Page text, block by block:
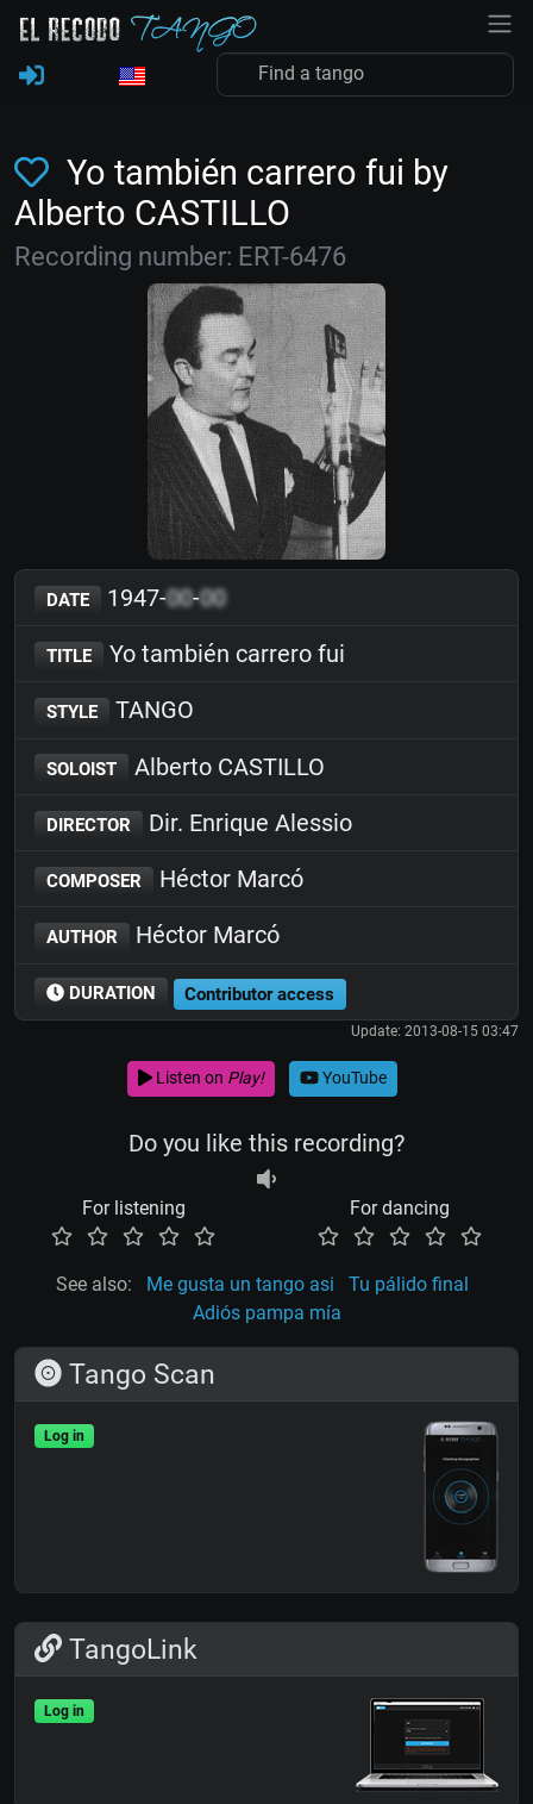
Yo también carrero fui by
Alberto CASTILLO
Recording number: ERT-6476
DATE 1947-00-00
TITLE Yo también carrero fui
STYLE TANGO
SOLOIST Alberto CASTILLO
DIRECTOR Dir. Enrique Alessio
COMPOSER Héctor Marcó
AUTHOR Héctor Marcó
DURATION Contributor access
Update: 2013-08-15 03:47
Listen on Play! YouTube
Do you like this recording?
For listening For dancing
See also: Me gusta un tango asi
Tu pálido final
Adiós pampa mía
Tango Scan
Log in
TangoLink
Log in